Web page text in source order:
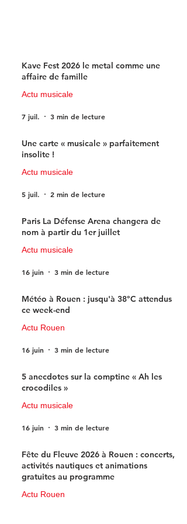
Kave Fest 2026 le metal comme une
affaire de famille
Actu musicale
7 juil. 3 min de lecture
Une carte « musicale » parfaitement
insolite !
Actu musicale
5 juil. 2 min de lecture
Paris La Défense Arena changera de
nom à partir du 1er juillet
Actu musicale
16 juin 3 min de lecture
Météo à Rouen : jusqu'à 38°C attendus
ce week-end
Actu Rouen
16 juin 3 min de lecture
5 anecdotes sur la comptine « Ah les
crocodiles »
Actu musicale
16 juin 3 min de lecture
Fête du Fleuve 2026 à Rouen : concerts,
activités nautiques et animations
gratuites au programme
Actu Rouen